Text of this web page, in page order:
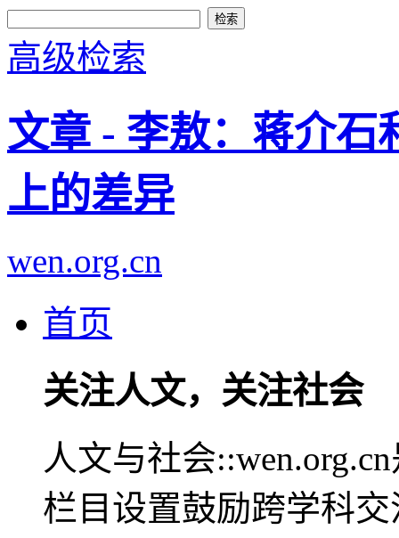
高级检索
文章 - 李敖：蒋介石
上的差异
wen.org.cn
首页
关注人文，关注社会
人文与社会
栏目设置鼓励跨学科